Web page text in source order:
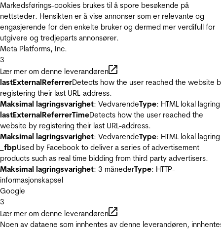
Markedsførings-cookies brukes til å spore besøkende på
nettsteder. Hensikten er å vise annonser som er relevante og
engasjerende for den enkelte bruker og dermed mer verdifull for
utgivere og tredjeparts annonsører.
Meta Platforms, Inc.
3
Lær mer om denne leverandøren
lastExternalReferrerDetects how the user reached the website
registering their last URL-address.
Maksimal lagringsvarighet: VedvarendeType: HTML lokal lagring
lastExternalReferrerTimeDetects how the user reached the
website by registering their last URL-address.
Maksimal lagringsvarighet: VedvarendeType: HTML lokal lagring
_fbpUsed by Facebook to deliver a series of advertisement
products such as real time bidding from third party advertisers.
Maksimal lagringsvarighet: 3 månederType: HTTP-
informasjonskapsel
Google
3
Lær mer om denne leverandøren
Noen av dataene som innhentes av denne leverandøren,